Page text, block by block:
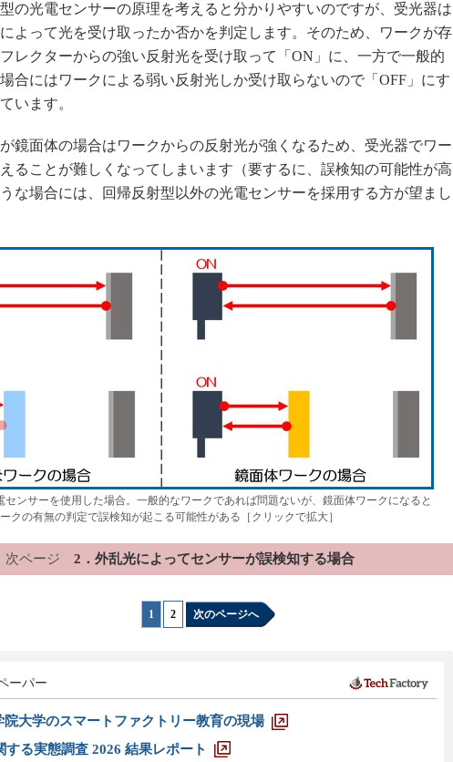
の光電センサーの原理を考えると分かりやすいのですが、受光器は
よって光を受け取ったか否かを判定します。そのため、ワークが存
レクターからの強い反射光を受け取って「ON」に、一方で一般的
合にはワークによる弱い反射光しか受け取らないので「OFF」にす
います。
鏡面体の場合はワークからの反射光が強くなるため、受光器でワー
ることが難しくなってしまいます（要するに、誤検知の可能性が高
な場合には、回帰反射型以外の光電センサーを採用する方が望まし
ンサーを使用した場合。一般的なワークであれば問題ないが、鏡面体ワークになると
クの有無の判定で誤検知が起こる可能性がある［クリックで拡大］
次ページ 2．外乱光によってセンサーが誤検知する場合
1 2 次のページへ
ーパー
院大学のスマートファクトリー教育の現場
る実態調査 2026 結果レポート